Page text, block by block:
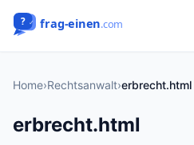
Home›Rechtsanwalt›erbrecht.html
erbrecht.html